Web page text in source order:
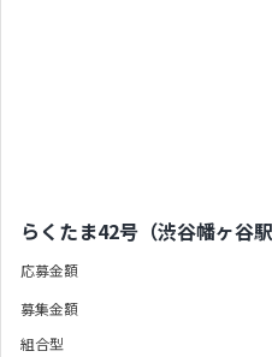
らくたま42号（渋谷幡ヶ谷
応募金額
募集金額
組合型